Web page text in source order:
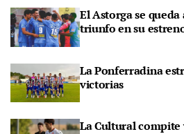
El Astorga se
triunfo en su
La Ponferradina
victorias
La Cultural compite